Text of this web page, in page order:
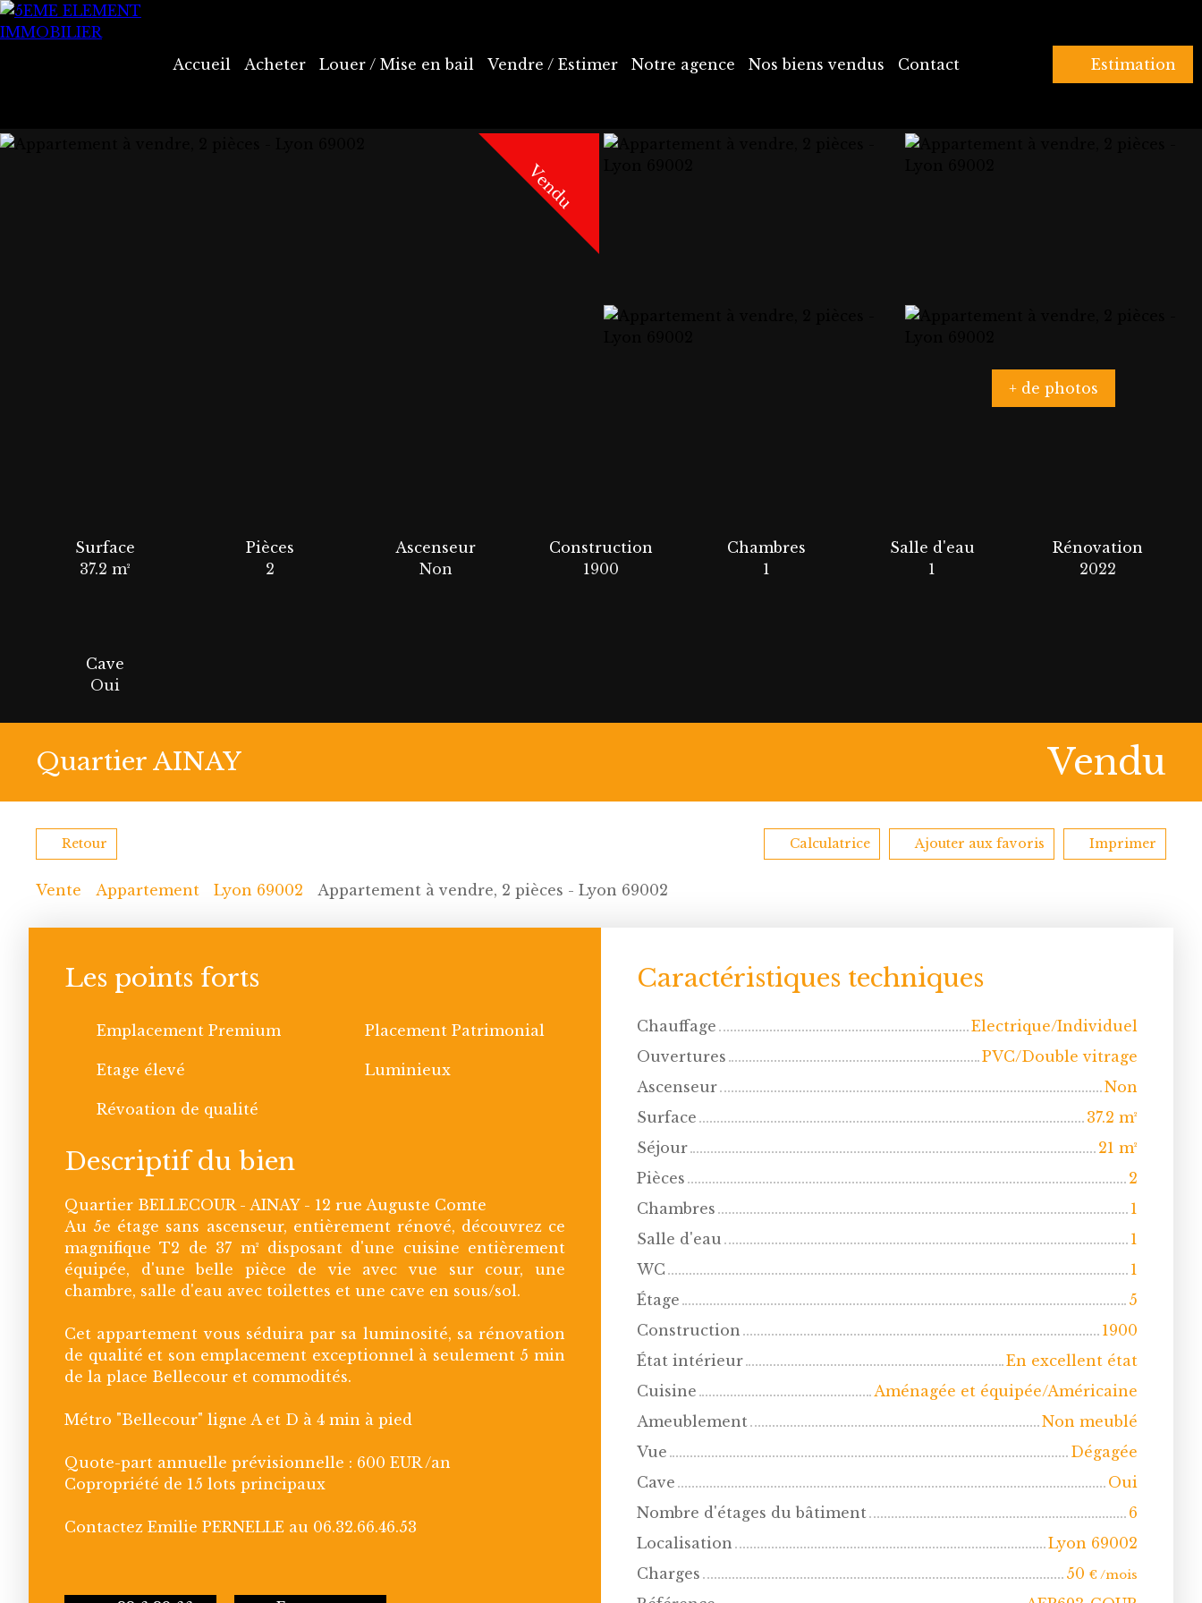
Accueil Acheter Louer / Mise en bail Vendre / Estimer Notre agence Nos biens vendus Contact Estimation
Vendu
+ de photos
Surface
37.2 m²
Pièces
2
Ascenseur
Non
Construction
1900
Chambres
1
Salle d'eau
1
Rénovation
2022
Cave
Oui
Quartier AINAY Vendu
Retour Calculatrice Ajouter aux favoris Imprimer
Vente Appartement Lyon 69002 Appartement à vendre, 2 pièces - Lyon 69002
Les points forts
Emplacement Premium Placement Patrimonial
Etage élevé Luminieux
Révoation de qualité
Descriptif du bien
Quartier BELLECOUR - AINAY - 12 rue Auguste Comte
Au 5e étage sans ascenseur, entièrement rénové, découvrez ce
magnifique T2 de 37 m² disposant d'une cuisine entièrement
équipée, d'une belle pièce de vie avec vue sur cour, une
chambre, salle d'eau avec toilettes et une cave en sous/sol.
Cet appartement vous séduira par sa luminosité, sa rénovation
de qualité et son emplacement exceptionnel à seulement 5 min
de la place Bellecour et commodités.
Métro "Bellecour" ligne A et D à 4 min à pied
Quote-part annuelle prévisionnelle : 600 EUR /an
Copropriété de 15 lots principaux
Contactez Emilie PERNELLE au 06.32.66.46.53
Caractéristiques techniques
Chauffage
Electrique/Individuel
Ouvertures
PVC/Double vitrage
Ascenseur
Non
Surface
37.2 m²
Séjour
21 m²
Pièces
2
Chambres
1
Salle d'eau
1
WC
1
Étage
5
Construction
1900
État intérieur
En excellent état
Cuisine
Aménagée et équipée/Américaine
Ameublement
Non meublé
Vue
Dégagée
Cave
Oui
Nombre d'étages du bâtiment
6
Localisation
Lyon 69002
Charges
50 € /mois